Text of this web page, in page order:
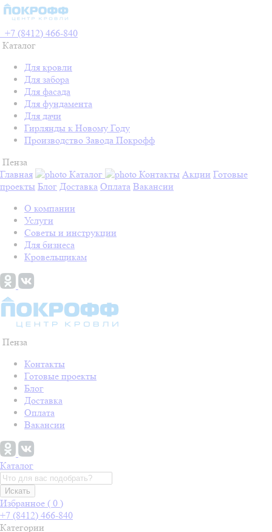
+7 (8412) 466-840
Каталог
Для кровли
Для забора
Для фасада
Для фундамента
Для дачи
Гирлянды к Новому Году
Производство Завода Покрофф
Пенза
Главная
Каталог Контакты Акции Готовые
проекты Блог Доставка Оплата Вакансии
О компании
Услуги
Советы и инструкции
Для бизнеса
Кровельщикам
Пенза
Контакты
Готовые проекты
Блог
Доставка
Оплата
Вакансии
Каталог
Искать
Избранное ( 0 )
+7 (8412) 466-840
Категории